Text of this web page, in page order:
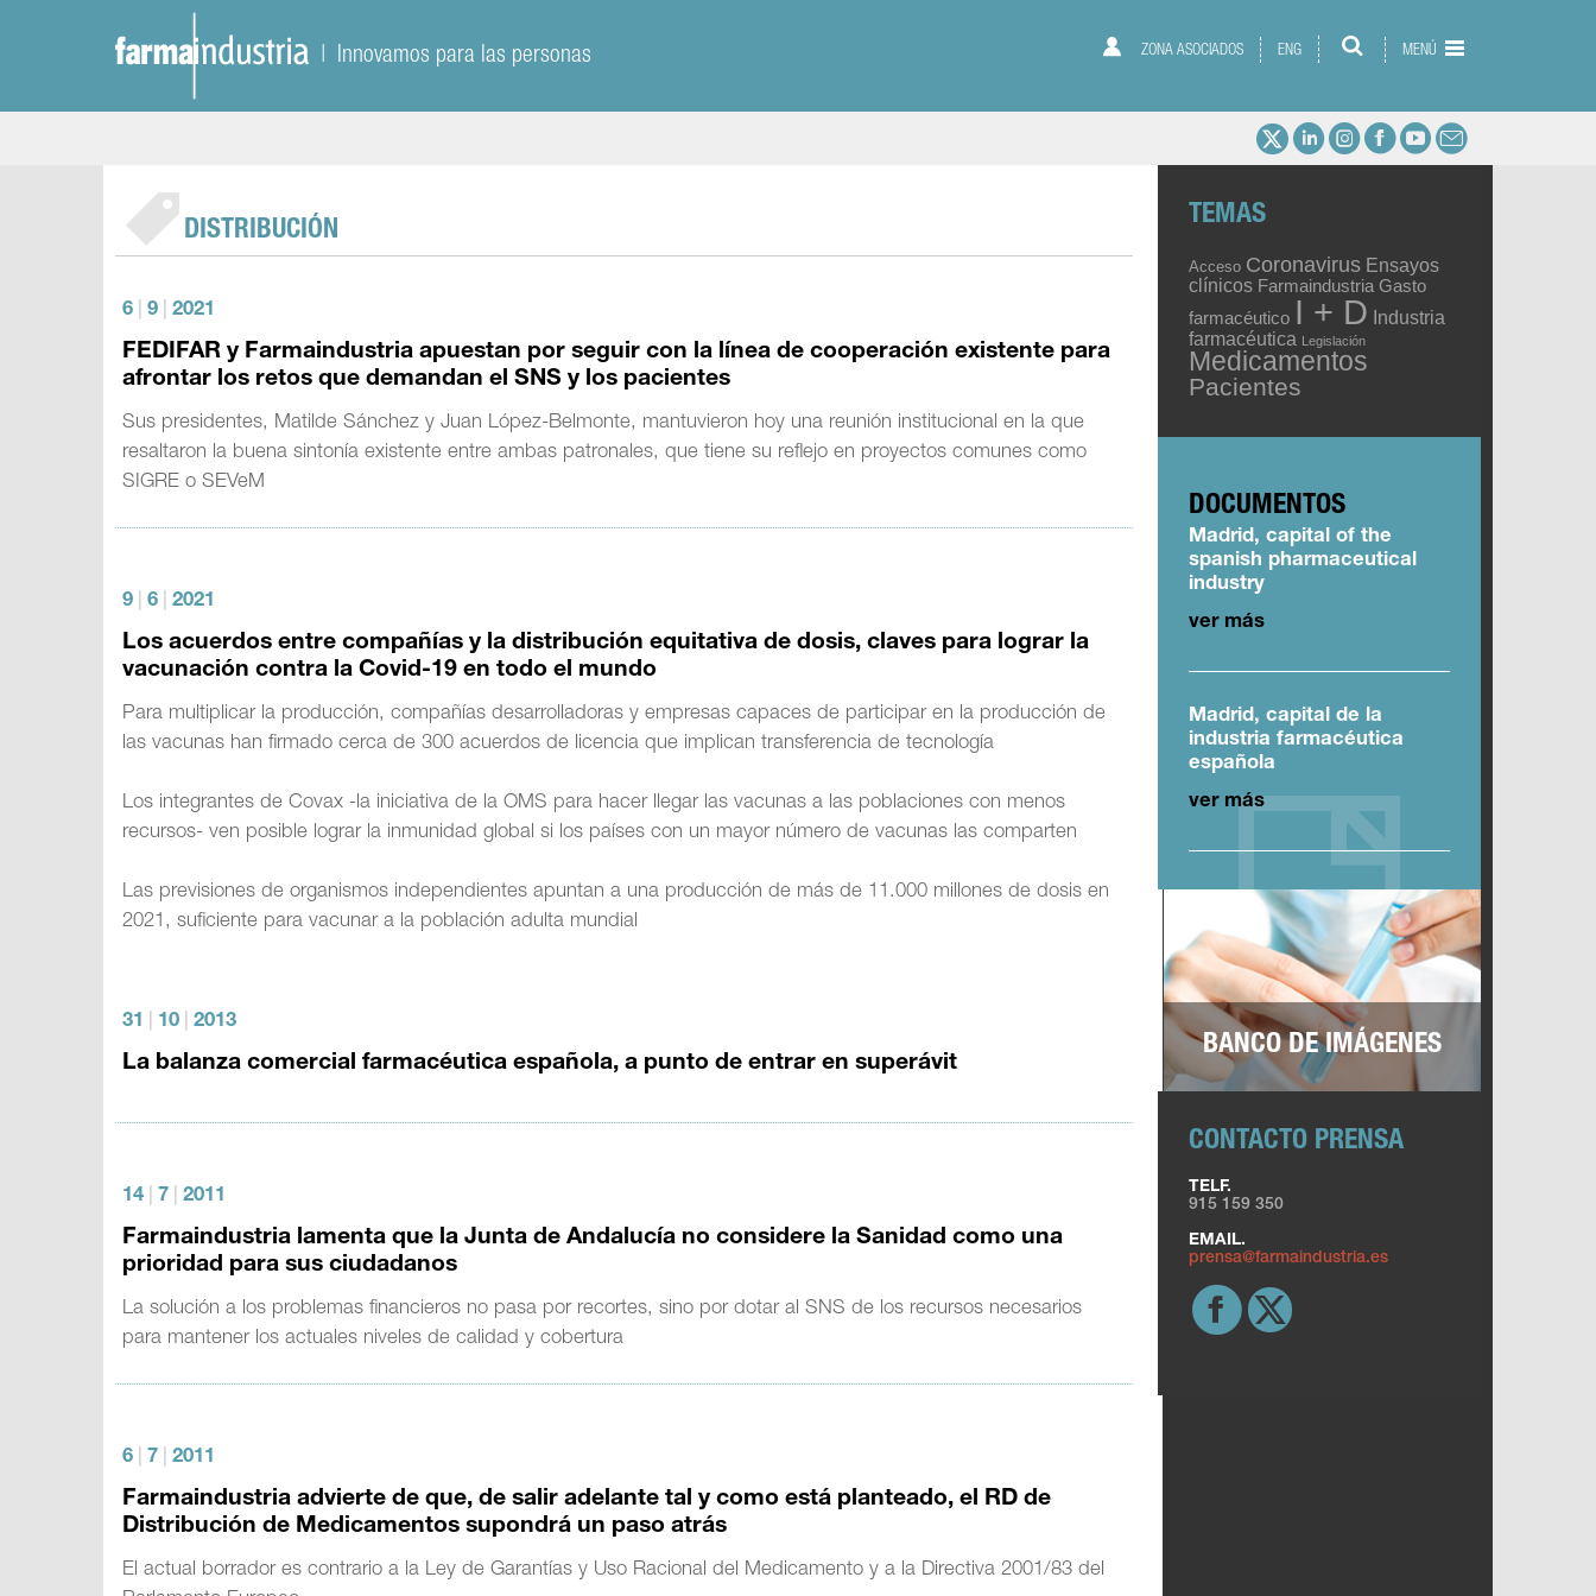
| Innovamos para las personas ZONA ASOCIADOS ENG MENÚ
DISTRIBUCIÓN
6 9 2021
FEDIFAR y Farmaindustria apuestan por seguir con la línea de cooperación existente para
afrontar los retos que demandan el SNS y los pacientes
Sus presidentes, Matilde Sánchez y Juan López-Belmonte, mantuvieron hoy una reunión institucional en la que
resaltaron la buena sintonía existente entre ambas patronales, que tiene su reflejo en proyectos comunes como
SIGRE o SEVeM
9 6 2021
Los acuerdos entre compañías y la distribución equitativa de dosis, claves para lograr la
vacunación contra la Covid-19 en todo el mundo
Para multiplicar la producción, compañías desarrolladoras y empresas capaces de participar en la producción de
las vacunas han firmado cerca de 300 acuerdos de licencia que implican transferencia de tecnología
Los integrantes de Covax -la iniciativa de la OMS para hacer llegar las vacunas a las poblaciones con menos
recursos- ven posible lograr la inmunidad global si los países con un mayor número de vacunas las comparten
Las previsiones de organismos independientes apuntan a una producción de más de 11.000 millones de dosis en
2021, suficiente para vacunar a la población adulta mundial
31 10 2013
La balanza comercial farmacéutica española, a punto de entrar en superávit
14 7 2011
Farmaindustria lamenta que la Junta de Andalucía no considere la Sanidad como una
prioridad para sus ciudadanos
La solución a los problemas financieros no pasa por recortes, sino por dotar al SNS de los recursos necesarios
para mantener los actuales niveles de calidad y cobertura
6 7 2011
Farmaindustria advierte de que, de salir adelante tal y como está planteado, el RD de
Distribución de Medicamentos supondrá un paso atrás
El actual borrador es contrario a la Ley de Garantías y Uso Racional del Medicamento y a la Directiva 2001/83 del
TEMAS
Acceso Coronavirus Ensayos
clínicos Farmaindustria Gasto
farmacéutico I + D Industria
farmacéutica Legislación
Medicamentos
Pacientes
DOCUMENTOS
Madrid, capital of the
spanish pharmaceutical
industry
ver más
Madrid, capital de la
industria farmacéutica
española
ver más
BANCO DE IMÁGENES
CONTACTO PRENSA
TELF.
915 159 350
EMAIL.
prensa@farmaindustria.es